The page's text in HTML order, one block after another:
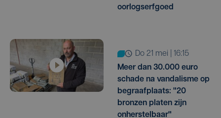
oorlogserfgoed
do 21 mei | 16:15
Meer dan 30.000 euro
schade na vandalisme op
begraafplaats: "20
bronzen platen zijn
onherstelbaar"